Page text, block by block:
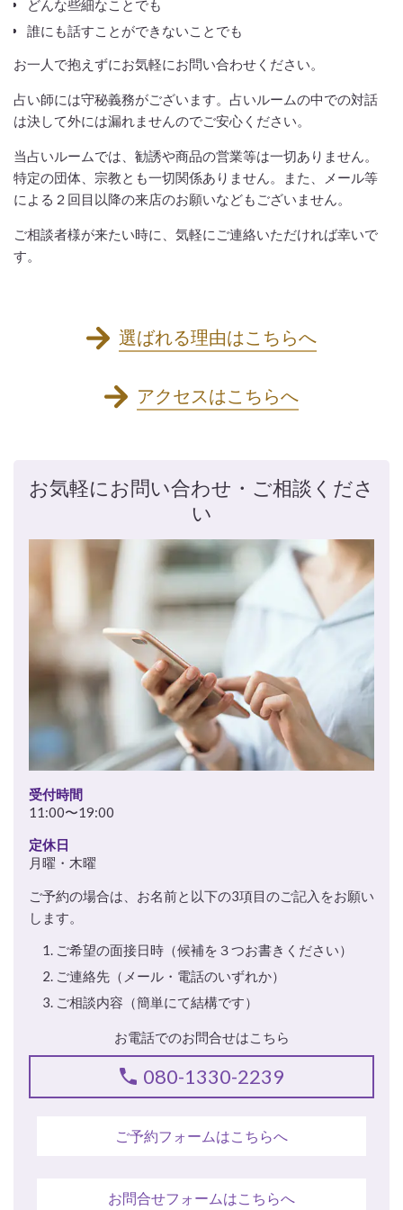
どんな些細なことでも
誰にも話すことができないことでも
お一人で抱えずにお気軽にお問い合わせください。
占い師には守秘義務がございます。占いルームの中での対話
は決して外には漏れませんのでご安心ください。
当占いルームでは、勧誘や商品の営業等は一切ありません。
特定の団体、宗教とも一切関係ありません。また、メール等
による２回目以降の来店のお願いなどもございません。
ご相談者様が来たい時に、気軽にご連絡いただければ幸いで
す。
選ばれる理由はこちらへ
アクセスはこちらへ
お気軽にお問い合わせ・ご相談くださ
い
受付時間
11:00〜19:00
定休日
月曜・木曜
ご予約の場合は、お名前と以下の3項目のご記入をお願い
します。
ご希望の面接日時（候補を３つお書きください）
ご連絡先（メール・電話のいずれか）
ご相談内容（簡単にて結構です）
お電話でのお問合せはこちら
080-1330-2239
ご予約フォームはこちらへ
お問合せフォームはこちらへ